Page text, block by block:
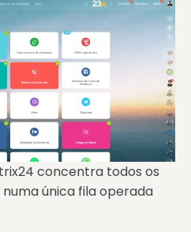
concentra todos os
única fila operada